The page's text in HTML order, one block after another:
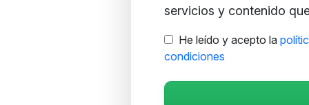
servicios y contenido
He leído y acepto la
condiciones